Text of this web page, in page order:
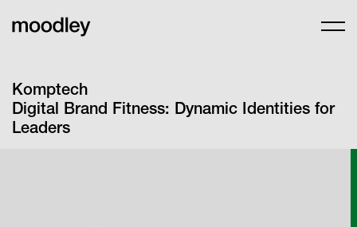
Digital Brand Fitness: Dynamic Identities for
Leaders
Komptech